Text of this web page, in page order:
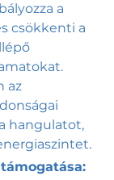
a
csökkenti a
az
hangulatot,